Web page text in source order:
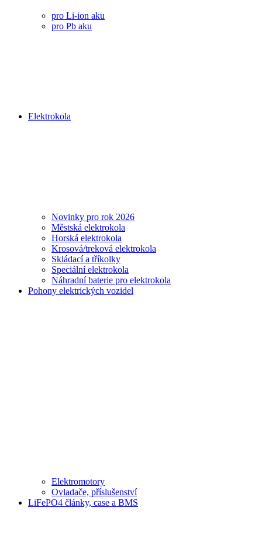
pro Li-ion aku
pro Pb aku
Elektrokola
Novinky pro rok 2026
Městská elektrokola
Horská elektrokola
Krosová/treková elektrokola
Skládací a tříkolky
Speciální elektrokola
Náhradní baterie pro elektrokola
Pohony elektrických vozidel
Elektromotory
Ovladače, příslušenství
LiFePO4 články, case a BMS